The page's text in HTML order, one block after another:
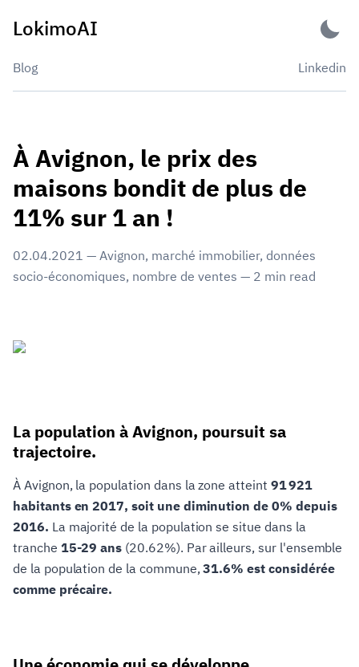
LokimoAI
Blog Linkedin
À Avignon, le prix des
maisons bondit de plus de
11% sur 1 an !
02.04.2021 — Avignon, marché immobilier, données
socio-économiques, nombre de ventes — 2 min read
La population à Avignon, poursuit sa
trajectoire.
À Avignon, la population dans la zone atteint 91 921
habitants en 2017, soit une diminution de 0% depuis
2016. La majorité de la population se situe dans la
tranche 15-29 ans (20.62%). Par ailleurs, sur l'ensemble
de la population de la commune,31.6% est considérée
comme précaire.